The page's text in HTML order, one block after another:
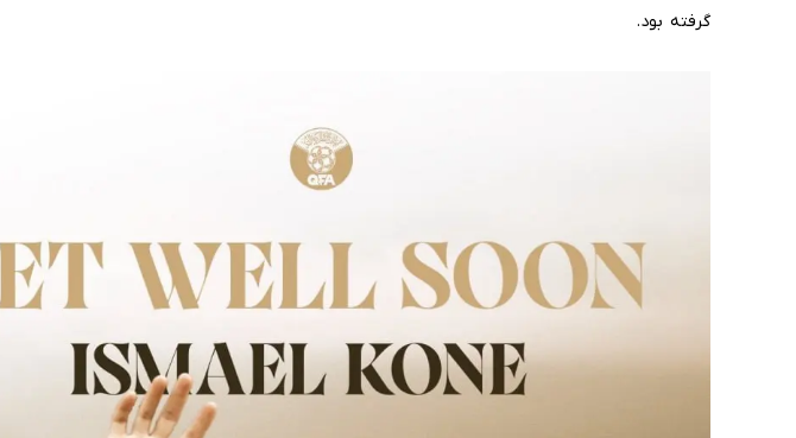
گرفته بود.